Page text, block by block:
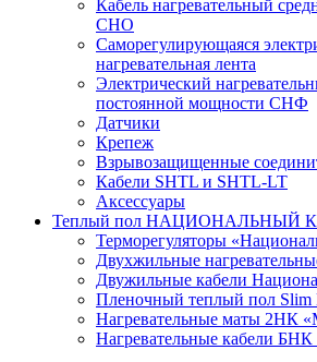
Кабель нагревательный
СНО
Саморегулирующаяся
нагревательная лента
Электрический
постоянной мощности СНФ
Датчики
Крепеж
Взрывозащищенные
Кабели SHTL и SHTL-LT
Аксессуары
Теплый пол НАЦИОНАЛЬНЫЙ
Терморегуляторы
Двухжильные
Двужильные кабели
Пленочный теплый пол Slim
Нагревательные маты 2НК
Нагревательные кабели БНК